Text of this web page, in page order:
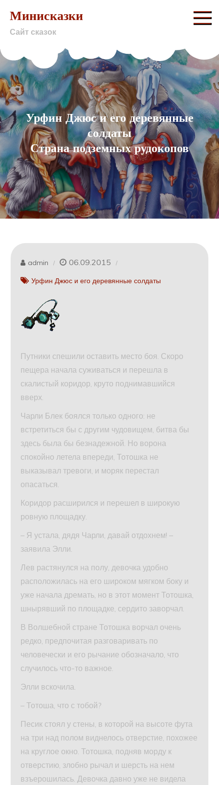
content
Минисказки
Сайт сказок
Урфин Джюс и его деревянные
солдаты
Страна подземных рудокопов
admin 06.09.2015
Урфин Джюс и его деревянные солдаты
Путники спешили оставить место боя. Скоро
пещера начала суживаться и перешла в
скалистый коридор, круто поднимавшийся
вверх.
Чарли Блек боялся только одного: не
встретиться бы с другим чудовищем, битва бы
здесь была бы безнадежной. Но ворона
спокойно летела впереди, Тотошка не
выказывал тревоги, и моряк перестал
опасаться.
Коридор расширился и перешел в широкую
ровную площадку.
– Я устала, дядя Чарли, давай отдохнем! –
заявила Элли.
Лев растянулся на полу, девочка удобно
расположилась на его широком мягком боку и
уже начала дремать, но в этот момент Тотошка,
шнырявший по площадке, сердито заворчал.
В Волшебной стране Тотошка ворчал очень
редко, предпочитая разговаривать по
человечески и его рычание обозначало, что
случилось что-то важное.
Элли вскочила.
– Тотоша, что с тобой?
Песик стоял у стены, в которой на высоте фута
на три над полом виднелось отверстие, похожее
на круглое окно. Тотошка, подняв морду к
отверстию, злобно рычал и шерсть на нем
взъерошилась. Девочка давно уже не видела